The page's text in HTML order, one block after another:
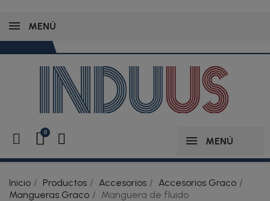
MENÚ
MENÚ
Inicio Productos Accesorios
Accesorios Graco
Mangueras Graco
Manguera de fluido